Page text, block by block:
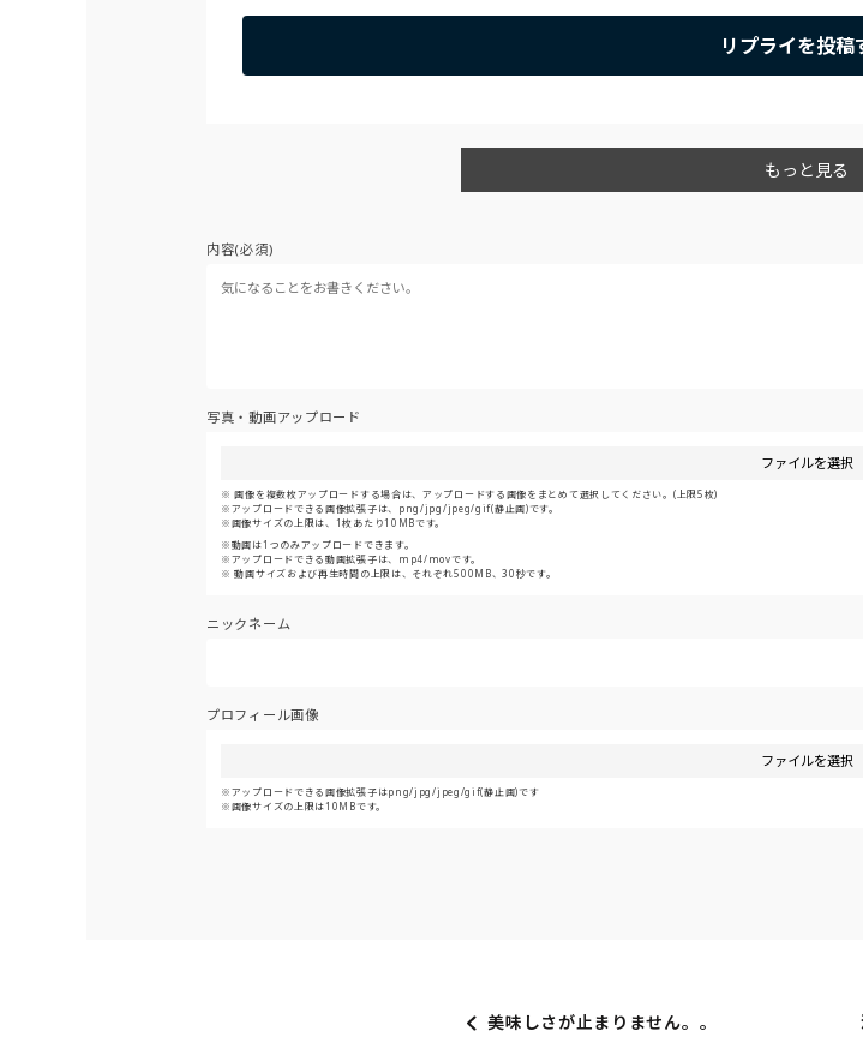
リプライを投稿
もっと見る
内容(必須)
写真・動画アップロード
ファイルを選択
画像を複数枚アップロードする場合は、アップロードする画像をまとめて選択してください。(上限5枚)
アップロードできる画像拡張子は、png/jpg/jpeg/gif(静止画)です。
画像サイズの上限は、1枚あたり10MBです。
動画は1つのみアップロードできます。
アップロードできる動画拡張子は、mp4/movです。
動画サイズおよび再生時間の上限は、それぞれ500MB、30秒です。
ニックネーム
プロフィール画像
ファイルを選択
アップロードできる画像拡張子はpng/jpg/jpeg/gif(静止画)です
画像サイズの上限は10MBです。
美味しさが止まりません。。